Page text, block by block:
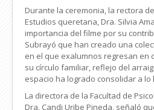
Durante la ceremonia, la rectora
Estudios queretana, Dra. Silvia
importancia del filme por su
Subrayó que han creado una
en el que exalumnos regresan en
su círculo familiar, reflejo del
espacio ha logrado consolidar a lo
La directora de la Facultad de
Dra. Candi Uribe Pineda, señaló